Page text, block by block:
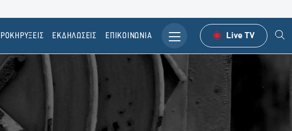
EΚΔΗΛΩΣΕΙΣ ΕΠΙΚΟΙΝΩΝΙΑ Live TV